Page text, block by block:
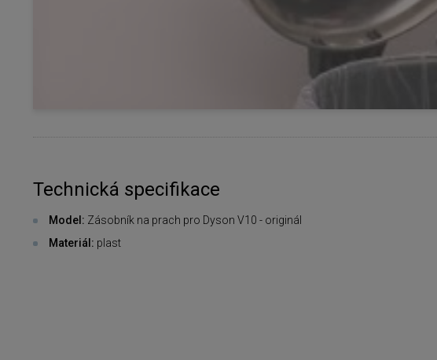
Technická specifikace
Model: Zásobník na prach pro Dyson V10 - originál
Materiál: plast